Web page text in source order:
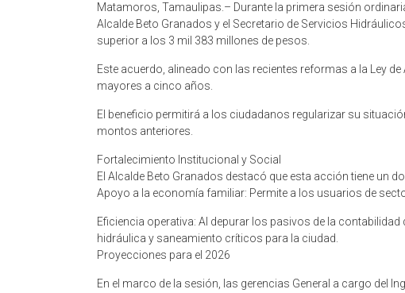
Matamoros, Tamaulipas.– Durante la primera sesión
Alcalde Beto Granados y el Secretario de Servicios
superior a los 3 mil 383 millones de pesos.
Este acuerdo, alineado con las recientes reformas a la Ley
mayores a cinco años.
El beneficio permitirá a los ciudadanos regularizar su
montos anteriores.
Fortalecimiento Institucional y Social
El Alcalde Beto Granados destacó que esta acción tiene un
Apoyo a la economía familiar: Permite a los usuarios de
Eficiencia operativa: Al depurar los pasivos de la
hidráulica y saneamiento críticos para la ciudad.
Proyecciones para el 2026
En el marco de la sesión, las gerencias General a cargo del